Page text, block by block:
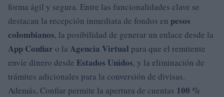
forma ágil y segura. Entre las funcionalidades clave se
destacan la recepción inmediata de fondos en pesos
colombianos, la posibilidad de generar un enlace desde la
App Confiar o la Agencia Virtual para que el remitente
envíe dinero desde Estados Unidos, y la eliminación de
trámites adicionales para la conversión de divisas.
Además, Confiar permite la apertura de cuentas 100 %